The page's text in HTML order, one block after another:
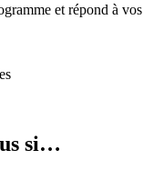
et répond à
si…